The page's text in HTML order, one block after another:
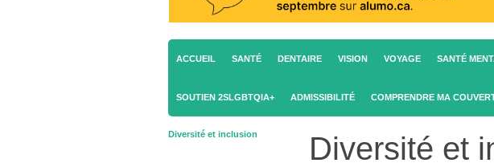
ACCUEIL SANTÉ DENTAIRE VISION VOYAGE SANTÉ
SOUTIEN 2SLGBTQIA+ ADMISSIBILITÉ COMPRENDRE MA
Diversité et inclusion Diversité et